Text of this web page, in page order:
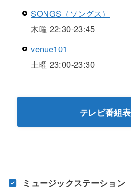
SONGS（ソングス）
木曜 22:30-23:45
venue101
土曜 23:00-23:30
テレビ番組表
ミュージックステーション